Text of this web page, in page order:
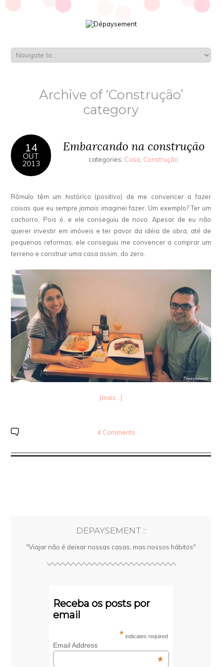
Archive of ‘Construção’
category
14
OUT
2013
Embarcando na construção
categories: Casa Construção
Rômulo têm um histórico (positivo) de me convencer a fazer
coisas que eusempre jamais imaginei fazer. Um exemplo? Ter um
cachorro. Pois é, e ele conseguiu de novo. Apesar de eu não
querer investir em imóveis e ter pavor da idéia de obra, até de
pequenas reformas, ele conseguiu me convencer a comprar um
terreno e construir uma casa assim, do zero.
(mais…)
4 Comments
DEPAYSEMENT ::
"Viajar não é deixar nossas casas, mas nossos hábitos"
Receba os posts por
email
* indicates required
Email Address
*